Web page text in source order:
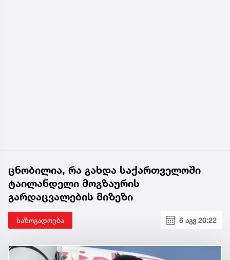
ცნობილია, რა გახდა საქართველოში
ტაილანდელი მოგზაურის
გარდაცვალების მიზეზი
საზოგადოება 6 აგვ 20:22